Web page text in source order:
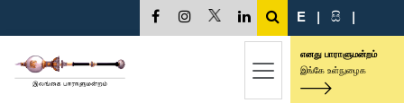
E | සි |
எனது பாராளுமன்றம்
இங்கே உள்நுழைக